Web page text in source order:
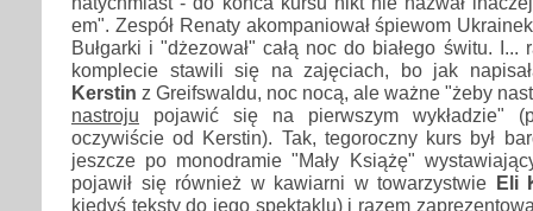
em". Zespół Renaty akompaniował śpiewom
Bułgarki i "dżezował" całą noc do białego świtu.
komplecie stawili się na zajęciach, bo jak
Kerstin z Greifswaldu, noc nocą, ale ważne "żeby
nastroju pojawić się na pierwszym wykładzie"
oczywiście od Kerstin). Tak, tegoroczny kurs był
jeszcze po monodramie "Mały Książę"
pojawił się również w kawiarni w towarzystwie Eli
kiedyś teksty do jego spektaklu) i razem